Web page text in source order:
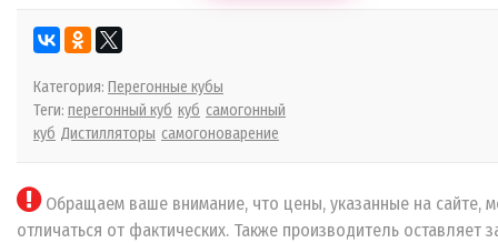
Категория: Перегонные кубы
Теги: перегонный куб куб самогонный
куб Дистилляторы самогоноварение
Обращаем ваше внимание, что цены, указанные на сайте,
отличаться от фактических. Также производитель оставляет